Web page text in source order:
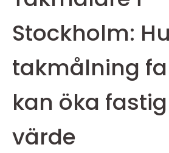
Stockholm:
takmålning
kan öka
värde